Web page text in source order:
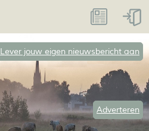
Lever jouw eigen nieuwsbericht aan
Adverteren